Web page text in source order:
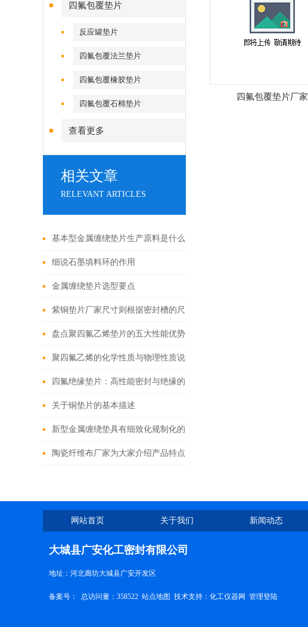
四氟包覆垫片
反应罐垫片
四氟包覆法兰垫片
四氟包覆橡胶垫片
四氟包覆石棉垫片
查看更多
相关文章
RELEVANT ARTICLES
细说石墨填料环的作用
金属缠绕垫片选型要点
盘点聚四氟乙烯垫片的五大性能优势
聚四氟乙烯的化学性质与物理性质说明
关于铜垫片的基本描述
四氟包覆垫片厂家
网站首页 关于我们 新闻动态
大城县广安化工密封有限公司
地址：河北廊坊大城县广安开发区
备案号： 总访问量：358522 站点地图 技术支持： 化工仪器网 管理登陆